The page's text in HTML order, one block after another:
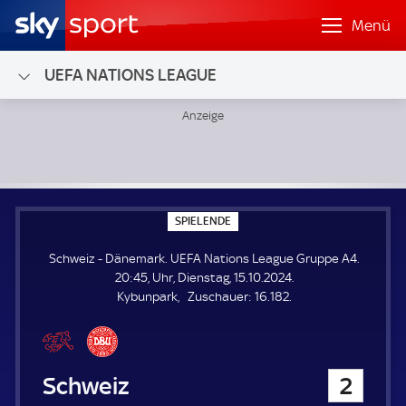
Menü
UEFA NATIONS LEAGUE
SPIELENDE
P
E
L
E
N
Schweiz - Dänemark. UEFA Nations League Gruppe A4.
20:45, Uhr, Dienstag, 15.10.2024.
Kybunpark
Zuschauer: Z
16.182.
Schweiz 2